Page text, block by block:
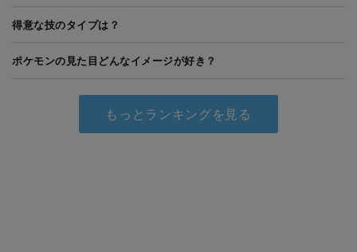
得意な技のタイプは？
ポケモンの見た目どんなイメージが好き？
もっとランキングを見る